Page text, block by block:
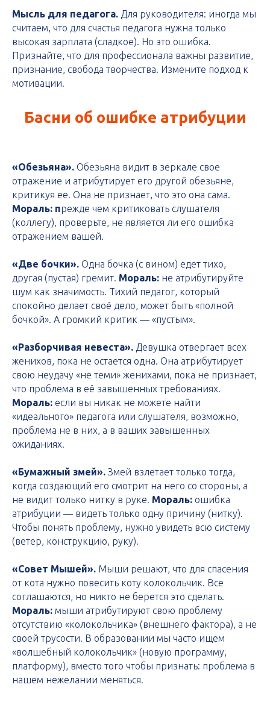
Мысль для педагога. Для руководителя: иногда мы
считаем, что для счастья педагога нужна только
высокая зарплата (сладкое). Но это ошибка.
Признайте, что для профессионала важны развитие,
признание, свобода творчества. Измените подход к
мотивации.
Басни об ошибке атрибуции
«Обезьяна». Обезьяна видит в зеркале свое
отражение и атрибутирует его другой обезьяне,
критикуя ее. Она не признает, что это она сама.
Мораль: прежде чем критиковать слушателя
(коллегу), проверьте, не является ли его ошибка
отражением вашей.
«Две бочки». Одна бочка (с вином) едет тихо,
другая (пустая) гремит. Мораль: не атрибутируйте
шум как значимость. Тихий педагог, который
спокойно делает своё дело, может быть «полной
бочкой». А громкий критик — «пустым».
«Разборчивая невеста». Девушка отвергает всех
женихов, пока не остается одна. Она атрибутирует
свою неудачу «не теми» женихами, пока не признает,
что проблема в её завышенных требованиях.
Мораль: если вы никак не можете найти
«идеального» педагога или слушателя, возможно,
проблема не в них, а в ваших завышенных
ожиданиях.
«Бумажный змей». Змей взлетает только тогда,
когда создающий его смотрит на него со стороны, а
не видит только нитку в руке. Мораль: ошибка
атрибуции — видеть только одну причину (нитку).
Чтобы понять проблему, нужно увидеть всю систему
(ветер, конструкцию, руку).
«Совет Мышей». Мыши решают, что для спасения
от кота нужно повесить коту колокольчик. Все
соглашаются, но никто не берется это сделать.
Мораль: мыши атрибутируют свою проблему
отсутствию «колокольчика» (внешнего фактора), а не
своей трусости. В образовании мы часто ищем
«волшебный колокольчик» (новую программу,
платформу), вместо того чтобы признать: проблема в
нашем нежелании меняться.